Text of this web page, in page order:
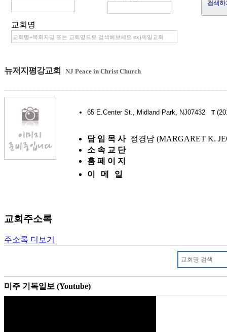
교회명
뉴저지평강교회 | NJ Peace in Christ Church
65 E.Center St., Midland Park, NJ07432 T
담 임 목 사 정경남 (MARGARET K.
소 속 교 단
홈 페 이 지
이 메 일
교회주소록
주소록 더보기
미주 기독일보 (Youtube)